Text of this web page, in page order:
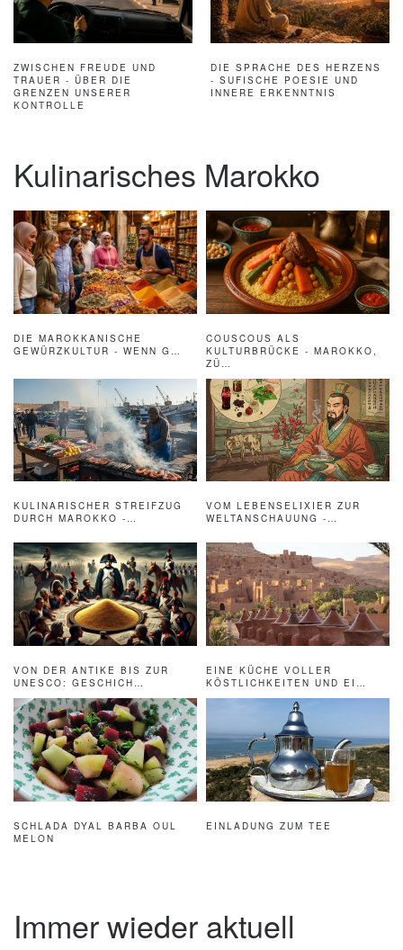
ZWISCHEN FREUDE UND
TRAUER - ÜBER DIE
GRENZEN UNSERER
KONTROLLE
DIE SPRACHE DES HERZENS
- SUFISCHE POESIE UND
INNERE ERKENNTNIS
Kulinarisches Marokko
DIE MAROKKANISCHE
GEWÜRZKULTUR - WENN G…
COUSCOUS ALS
KULTURBRÜCKE - MAROKKO,
ZÜ…
KULINARISCHER STREIFZUG
DURCH MAROKKO -…
VOM LEBENSELIXIER ZUR
WELTANSCHAUUNG -…
VON DER ANTIKE BIS ZUR
UNESCO: GESCHICH…
EINE KÜCHE VOLLER
KÖSTLICHKEITEN UND EI…
SCHLADA DYAL BARBA OUL
MELON
EINLADUNG ZUM TEE
Immer wieder aktuell